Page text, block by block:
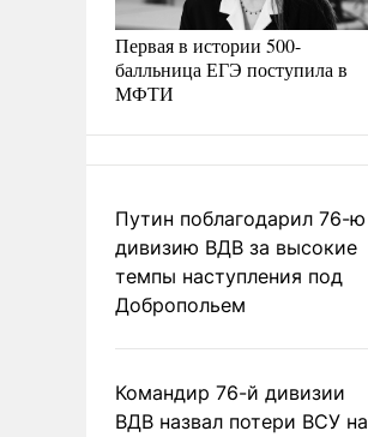
Первая в истории 500-
балльница ЕГЭ поступила в
МФТИ
Путин поблагодарил 76-ю
дивизию ВДВ за высокие
темпы наступления под
Добропольем
Командир 76-й дивизии
ВДВ назвал потери ВСУ на